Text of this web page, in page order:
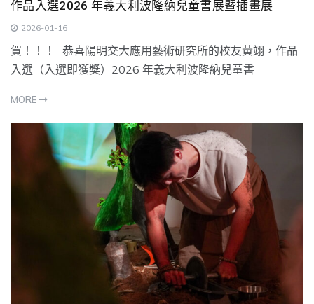
作品入選2026 年義大利波隆納兒童書展暨插畫展
2026-01-16
賀！！！ 恭喜陽明交大應用藝術研究所的校友黃翊，作品
入選（入選即獲獎）2026 年義大利波隆納兒童書
MORE